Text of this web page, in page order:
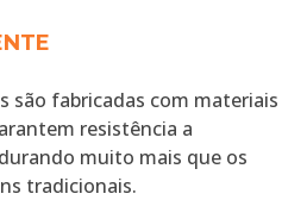
são fabricadas com materiais
resistência a
muito mais que os
tradicionais.